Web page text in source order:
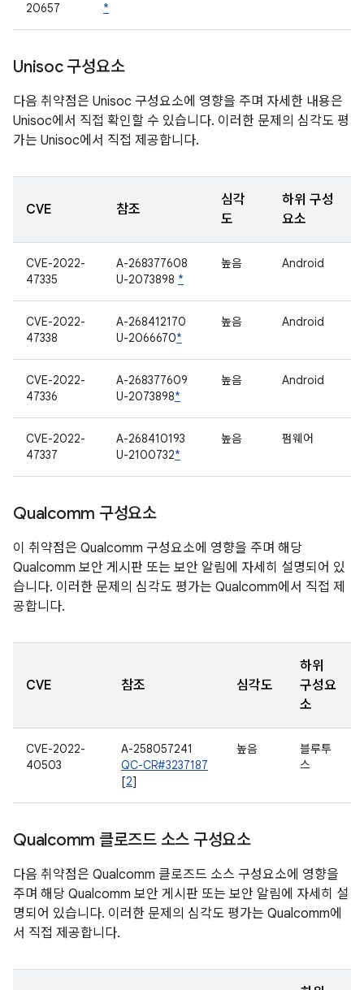
20657
*
Unisoc 구성요소
다음 취약점은 Unisoc 구성요소에 영향을 주며 자세한 내용은
Unisoc에서 직접 확인할 수 있습니다. 이러한 문제의 심각도 평
가는 Unisoc에서 직접 제공합니다.
CVE 참조
심각
도
하위 구성
요소
CVE-2022-
47335
A-268377608
U-2073898 *
높음 Android
CVE-2022-
47338
A-268412170
U-2066670*
높음 Android
CVE-2022-
47336
A-268377609
U-2073898*
높음 Android
CVE-2022-
47337
A-268410193
U-2100732*
높음 펌웨어
Qualcomm 구성요소
이 취약점은 Qualcomm 구성요소에 영향을 주며 해당
Qualcomm 보안 게시판 또는 보안 알림에 자세히 설명되어 있
습니다. 이러한 문제의 심각도 평가는 Qualcomm에서 직접 제
공합니다.
CVE 참조 심각도
하위
구성요
소
CVE-2022-
40503
A-258057241
QC-CR#3237187
[2]
높음
블루투
스
Qualcomm 클로즈드 소스 구성요소
다음 취약점은 Qualcomm 클로즈드 소스 구성요소에 영향을
주며 해당 Qualcomm 보안 게시판 또는 보안 알림에 자세히 설
명되어 있습니다. 이러한 문제의 심각도 평가는 Qualcomm에
서 직접 제공합니다.